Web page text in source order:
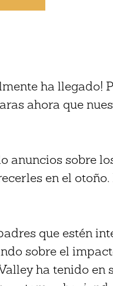
ha llegado!
ahora que
anuncios sobre
en el
que estén
sobre el
ha tenido en